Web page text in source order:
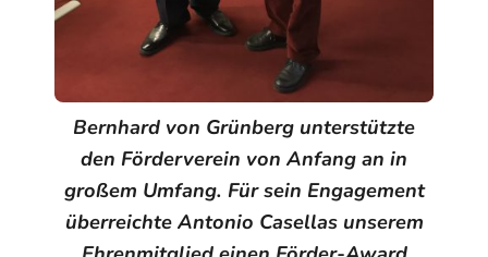
Bernhard von Grünberg unterstützte
den Förderverein von Anfang an in
großem Umfang. Für sein Engagement
überreichte Antonio Casellas unserem